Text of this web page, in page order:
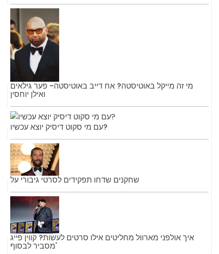
מי זה מייקל באוטיסטה? אח דייב באוטיסטה- פער גילאים
ואילן יוחסין
עם מי סקוט דיסיק יוצא עכשיו?
שחקנים שדחו תפקידים לסרטי גיבורי על
איך אולפני מארוול מחליטים אילו סרטים לעשות? קווין פייג
'מסביר לבסוף